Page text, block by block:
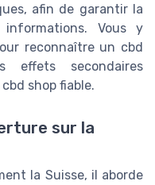
afin de garantir la
Vous y
reconnaître un cbd
effets secondaires
shop fiable.
sur la
la Suisse, il aborde